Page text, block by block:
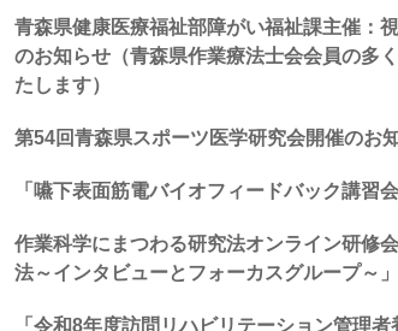
青森県健康医療福祉部障がい福祉課主催：
のお知らせ（青森県作業療法士会会員の多
たします）
第54回青森県スポーツ医学研究会開催のお
「嚥下表面筋電バイオフィードバック講習
作業科学にまつわる研究法オンライン研修
法～インタビューとフォーカスグループ～
「令和8年度訪問リハビリテーション管理